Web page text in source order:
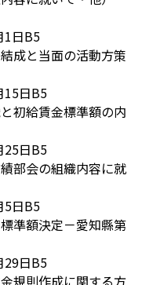
1日B5
成と当面の活動方策
15日B5
初給賃金標準額の内
25日B5
部会の組織内容に就
5日B5
準額決定－愛知縣第
29日B5